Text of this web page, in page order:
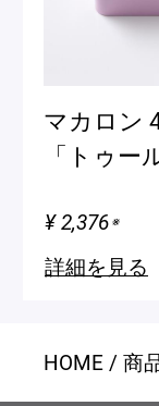
マカロン
「トゥー
¥ 2,376※
詳細を見る
HOME 商